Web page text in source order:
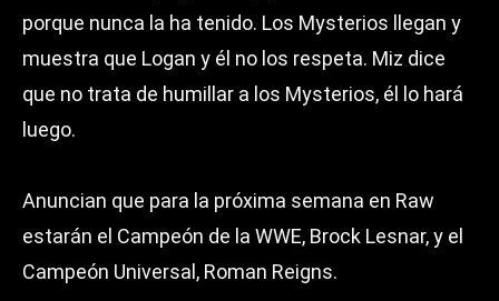
porque nunca la ha tenido. Los Mysterios llegan y
muestra que Logan y él no los respeta. Miz dice
que no trata de humillar a los Mysterios, él lo hará
luego.
Anuncian que para la próxima semana en Raw
estarán el Campeón de la WWE, Brock Lesnar, y el
Campeón Universal, Roman Reigns.